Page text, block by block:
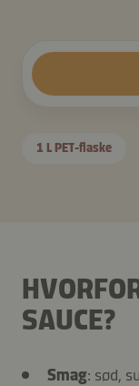
1 L PET-flaske
SAUCE?
Smag: sød,